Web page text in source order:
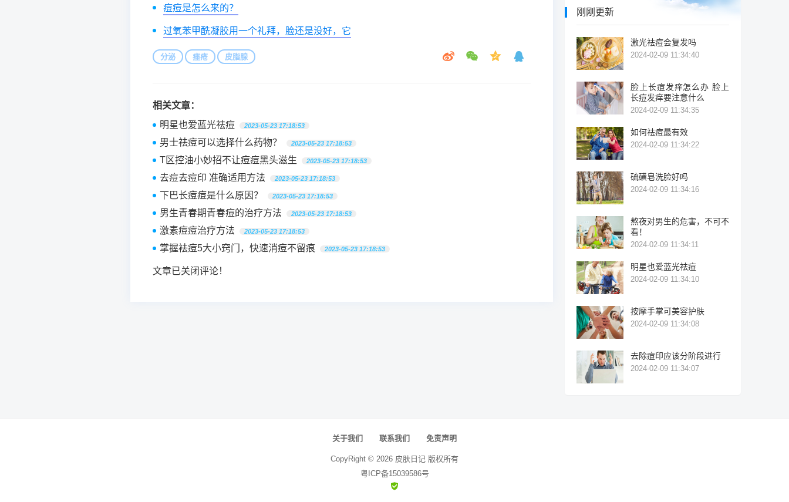
痘痘是怎么来的？
过氧苯甲酰凝胶用一个礼拜，脸还是没好，它
分泌 痤疮 皮脂腺
相关文章：
明星也爱蓝光祛痘
2023-05-23 17:18:53
男士祛痘可以选择什么药物？ 2023-05-23 17:18:53
T区控油小妙招不让痘痘黑头滋生 2023-05-23 17:18:53
去痘去痘印 准确适用方法 2023-05-23 17:18:53
下巴长痘痘是什么原因？ 2023-05-23 17:18:53
男生青春期青春痘的治疗方法 2023-05-23 17:18:53
激素痘痘治疗方法 2023-05-23 17:18:53
掌握袪痘5大小窍门，快速消痘不留痕 2023-05-23 17:18:53
文章已关闭评论！
刚刚更新
激光祛痘会复发吗
2024-02-09 11:34:40
脸上长痘发痒怎么办 脸上
长痘发痒要注意什么
2024-02-09 11:34:35
如何祛痘最有效
2024-02-09 11:34:22
硫磺皂洗脸好吗
2024-02-09 11:34:16
熬夜对男生的危害，不可不
看！
2024-02-09 11:34:11
明星也爱蓝光祛痘
2024-02-09 11:34:10
按摩手掌可美容护肤
2024-02-09 11:34:08
去除痘印应该分阶段进行
2024-02-09 11:34:07
关于我们 联系我们 免责声明
CopyRight © 2026 皮肤日记 版权所有
粤ICP备15039586号